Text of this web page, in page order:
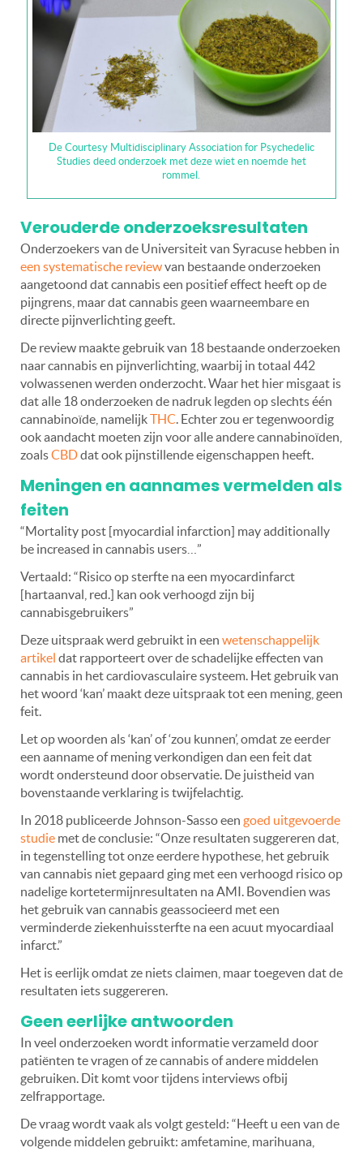
De Courtesy Multidisciplinary Association for Psychedelic
Studies deed onderzoek met deze wiet en noemde het
rommel.
Verouderde onderzoeksresultaten
Onderzoekers van de Universiteit van Syracuse hebben in
een systematische reviewvan bestaande onderzoeken
aangetoond dat cannabis een positief effect heeft op de
pijngrens, maar dat cannabis geen waarneembare en
directe pijnverlichting geeft.
De review maakte gebruik van 18 bestaande onderzoeken
naar cannabis en pijnverlichting, waarbij in totaal 442
volwassenen werden onderzocht. Waar het hier misgaat is
dat alle 18 onderzoeken de nadruk legden op slechts één
cannabinoïde, namelijkTHC. Echter zou er tegenwoordig
ook aandacht moeten zijn voor alle andere cannabinoïden,
zoalsCBDdat ook pijnstillende eigenschappen heeft.
Meningen en aannames vermelden als
feiten
“Mortality post [myocardial infarction] may additionally
be increased in cannabis users…”
Vertaald: “Risico op sterfte na een myocardinfarct
[hartaanval, red.] kan ook verhoogd zijn bij
cannabisgebruikers”
Deze uitspraak werd gebruikt in een wetenschappelijk
artikel dat rapporteert over de schadelijke effecten van
cannabis in het cardiovasculaire systeem. Het gebruik van
het woord ‘kan’ maakt deze uitspraak tot een mening, geen
feit.
Let op woorden als ‘kan’ of ‘zou kunnen’, omdat ze eerder
een aanname of mening verkondigen dan een feit dat
wordt ondersteund door observatie. De juistheid van
bovenstaande verklaring is twijfelachtig.
In 2018 publiceerde Johnson-Sasso een goed uitgevoerde
studie met de conclusie: “Onze resultaten suggereren dat,
in tegenstelling tot onze eerdere hypothese, het gebruik
van cannabis niet gepaard ging met een verhoogd risico op
nadelige kortetermijnresultaten na AMI. Bovendien was
het gebruik van cannabis geassocieerd met een
verminderde ziekenhuissterfte na een acuut myocardiaal
infarct.”
Het is eerlijk omdat ze niets claimen, maar toegeven dat de
resultaten iets suggereren.
Geen eerlijke antwoorden
In veel onderzoeken wordt informatie verzameld door
patiënten te vragen of ze cannabis of andere middelen
gebruiken. Dit komt voor tijdens interviews ofbij
zelfrapportage.
De vraag wordt vaak als volgt gesteld: “Heeft u een van de
volgende middelen gebruikt: amfetamine, marihuana,